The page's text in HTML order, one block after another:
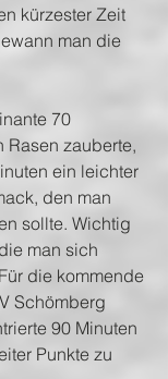
kürzester Zeit
man die
70
Rasen zauberte,
ein leichter
den man
sollte. Wichtig
man sich
die kommende
Schömberg
90 Minuten
Punkte zu